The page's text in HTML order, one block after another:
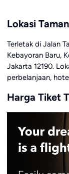
Lokasi
Terletak di Jalan
Kebayoran Baru,
Jakarta 12190.
perbelanjaan,
Harga Tiket